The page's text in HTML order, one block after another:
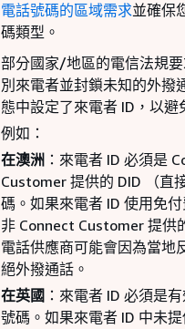
電話號碼的區域需求並確保
碼類型。
部分國家/地區的電信法規
別來電者並封鎖未知的外撥
態中設定了來電者 ID，以避
例如：
在澳洲 ：來電者 ID 必須是
Customer 提供的 DID （直
碼。如果來電者 ID 使用免
非 Connect Customer 提供
電話供應商可能會因為當地
絕外撥通話。
在英國 ：來電者 ID 必須是
號碼。如果來電者 ID 中未提